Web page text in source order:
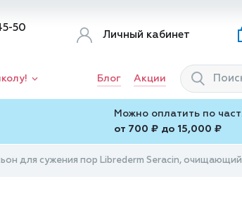
50
Личный кабинет
Блог Акции
Можно оплатить по
от 700 ₽ до 15,000 ₽
для сужения пор Librederm Seracin,